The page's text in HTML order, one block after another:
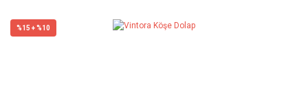
%15 + %10